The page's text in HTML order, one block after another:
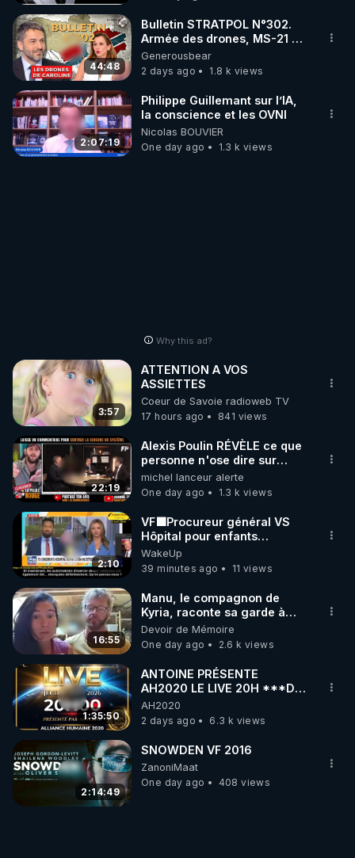
44:48
Bulletin STRATPOL N°302.
Armée des drones, MS-21 en
série, missiles coréens.
07.08.2026.
Generousbear
2 days ago
1.8 k views
2:07:19
Philippe Guillemant sur l’IA,
la conscience et les OVNI
Nicolas BOUVIER
One day ago
1.3 k views
Why this ad?
3:57
ATTENTION A VOS
ASSIETTES
Coeur de Savoie radioweb TV
17 hours ago
841 views
22:19
Alexis Poulin RÉVÈLE ce que
personne n'ose dire sur
l'Union européenne (C'est
explosif)
michel lanceur alerte
One day ago
1.3 k views
2:10
VF🟩Procureur général VS
Hôpital pour enfants
concernant opérations de
transition de mineurs-Joc Tr
WakeUp
39 minutes ago
11 views
16:55
Manu, le compagnon de
Kyria, raconte sa garde à
vue musclée. PARTAGEZ!
Devoir de Mémoire
One day ago
2.6 k views
1:35:50
ANTOINE PRÉSENTE
AH2020 LE LIVE 20H ***DU
06/08/2026***
AH2020
2 days ago
6.3 k views
2:14:49
SNOWDEN VF 2016
ZanoniMaat
One day ago
408 views